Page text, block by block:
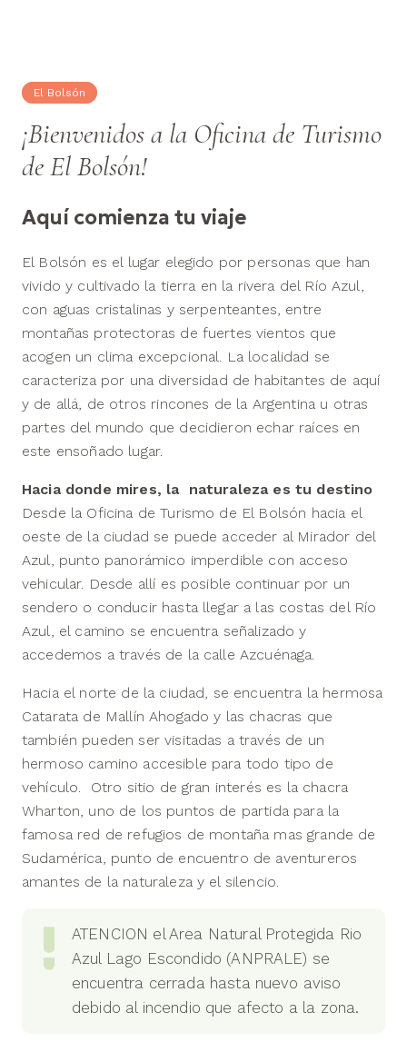
El Bolsón
¡Bienvenidos a la Oficina de Turismo
de El Bolsón!
Aquí comienza tu viaje
El Bolsón es el lugar elegido por personas que han
vivido y cultivado la tierra en la rivera del Río Azul,
con aguas cristalinas y serpenteantes, entre
montañas protectoras de fuertes vientos que
acogen un clima excepcional. La localidad se
caracteriza por una diversidad de habitantes de aquí
y de allá, de otros rincones de la Argentina u otras
partes del mundo que decidieron echar raíces en
este ensoñado lugar.
Hacia donde mires, la naturaleza es tu destino
Desde la Oficina de Turismo de El Bolsón hacia el
oeste de la ciudad se puede acceder al Mirador del
Azul, punto panorámico imperdible con acceso
vehicular. Desde allí es posible continuar por un
sendero o conducir hasta llegar a las costas del Río
Azul, el camino se encuentra señalizado y
accedemos a través de la calle Azcuénaga.
Hacia el norte de la ciudad, se encuentra la hermosa
Catarata de Mallín Ahogado y las chacras que
también pueden ser visitadas a través de un
hermoso camino accesible para todo tipo de
vehículo. Otro sitio de gran interés es la chacra
Wharton, uno de los puntos de partida para la
famosa red de refugios de montaña mas grande de
Sudamérica, punto de encuentro de aventureros
amantes de la naturaleza y el silencio.
ATENCION el Area Natural Protegida Rio
Azul Lago Escondido (ANPRALE) se
encuentra cerrada hasta nuevo aviso
debido al incendio que afecto a la zona.